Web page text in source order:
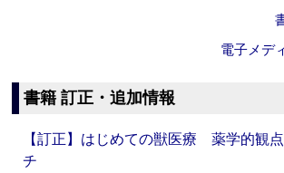
電子メデ
書籍 訂正・追加情報
【訂正】はじめての獣医療 薬学的観
チ